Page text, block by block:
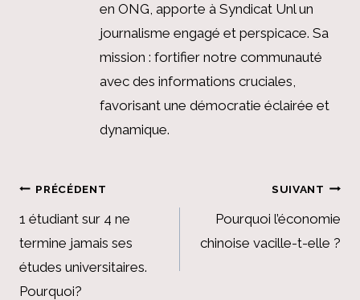
en ONG, apporte à Syndicat Unl un
journalisme engagé et perspicace. Sa
mission : fortifier notre communauté
avec des informations cruciales,
favorisant une démocratie éclairée et
dynamique.
Navigation
de
l’article
PRÉCÉDENT
1 étudiant sur 4 ne
termine jamais ses
études universitaires.
Pourquoi?
SUIVANT
Pourquoi l’économie
chinoise vacille-t-elle ?